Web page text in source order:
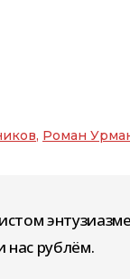
, Роман
нас рублём.